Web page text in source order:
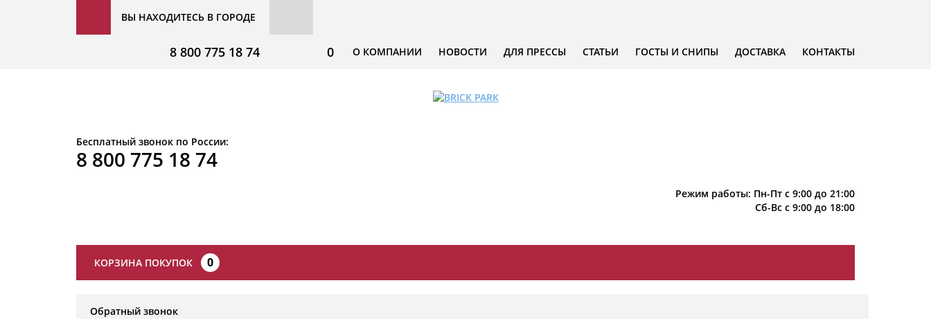
ВЫ НАХОДИТЕСЬ В ГОРОДЕ
О КОМПАНИИ НОВОСТИ ДЛЯ ПРЕССЫ СТАТЬИ ГОСТЫ И СНИПЫ ДОСТАВКА КОНТАКТЫ
0
8 800 775 18 74
Бесплатный звонок по России:
8 800 775 18 74
Режим работы: Пн-Пт с 9:00 до 21:00
Сб-Вс с 9:00 до 18:00
КОРЗИНА ПОКУПОК 0
Обратный звонок